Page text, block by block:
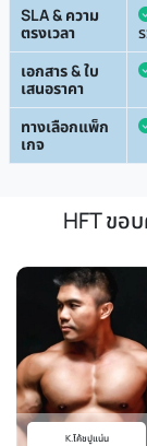
SLA & ความ
ตรงเวลา
เอกสาร & ใบ
เสนอราคา
ทางเลือกแพ็ก
เกจ
HFT ขอ
K.โปรดิวเซอร์ ยุง